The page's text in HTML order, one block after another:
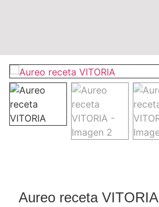
Aureo receta VITORIA